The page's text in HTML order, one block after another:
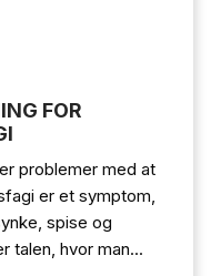
FOR
problemer med at
er et symptom,
spise og
talen, hvor man...